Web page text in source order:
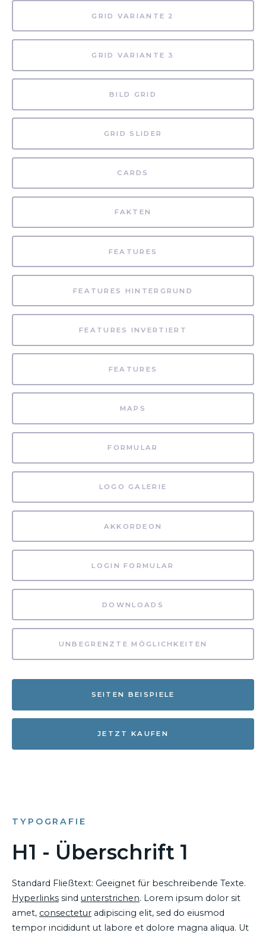
GRID VARIANTE 2
GRID VARIANTE 3
BILD GRID
GRID SLIDER
CARDS
FAKTEN
FEATURES
FEATURES HINTERGRUND
FEATURES INVERTIERT
FEATURES
MAPS
FORMULAR
LOGO GALERIE
AKKORDEON
LOGIN FORMULAR
DOWNLOADS
UNBEGRENZTE MÖGLICHKEITEN
SEITEN BEISPIELE
JETZT KAUFEN
TYPOGRAFIE
H1 - Überschrift 1
Standard Fließtext: Geeignet für beschreibende Texte.
Hyperlinks sind unterstrichen. Lorem ipsum dolor sit
amet, consectetur adipiscing elit, sed do eiusmod
tempor incididunt ut labore et dolore magna aliqua. Ut